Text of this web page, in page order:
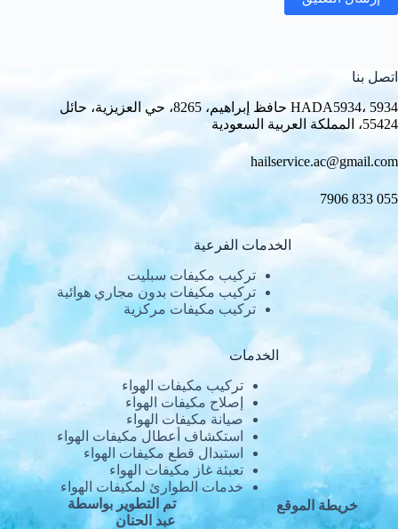
اتصل بنا
HADA5934، 5934 حافظ إبراهيم، 8265، حي العزيزية، حائل
55424، المملكة العربية السعودية
hailservice.ac@gmail.com
055 833 7906
الخدمات الفرعية
تركيب مكيفات سبليت
تركيب مكيفات بدون مجاري هوائية
تركيب مكيفات مركزية
الخدمات
تركيب مكيفات الهواء
إصلاح مكيفات الهواء
صيانة مكيفات الهواء
استكشاف أعطال مكيفات الهواء
استبدال قطع مكيفات الهواء
تعبئة غاز مكيفات الهواء
خدمات الطوارئ لمكيفات الهواء
خريطة الموقع
تم التطوير بواسطة
عبد الحنان